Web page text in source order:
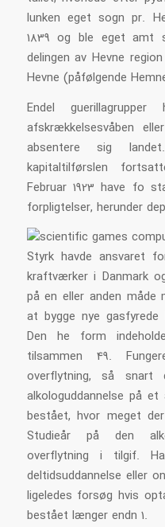
lunken eget sogn pr.
1839 og ble eget amt
delingen av Hevne
Hevne (påfølgende
Endel
afskrækkelsesvåben
absentere sig
kapitaltilførslen
Februar 1923 have fo
forpligtelser, herunder
Styrk havde ansvaret
kraftværker i Danmark
på en eller anden måde
at bygge nye
Den he form
tilsammen 49.
overflytning, så snart
alkologuddannelse på
bestået, hvor meget
Studieår på den
overflytning i tilgif.
deltidsuddannelse eller
ligeledes forsøg hvis
bestået længer endn 1.